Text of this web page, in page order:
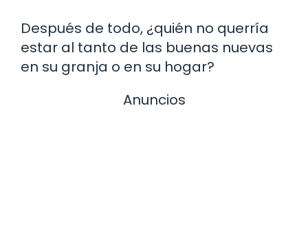
Después de todo, ¿quién no querría
estar al tanto de las buenas nuevas
en su granja o en su hogar?
Anuncios